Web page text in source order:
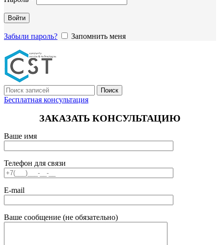
Войти
Забыли пароль? Запомнить меня
Поиск
Бесплатная консультация
ЗАКАЗАТЬ КОНСУЛЬТАЦИЮ
Ваше имя
Телефон для связи
E-mail
Ваше сообщение (не обязательно)